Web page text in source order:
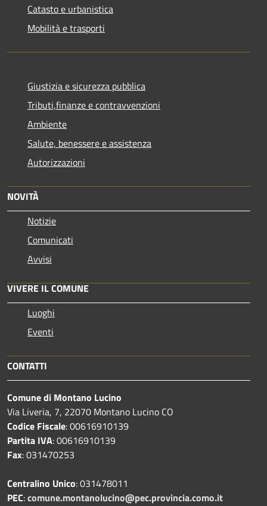
Catasto e urbanistica
Mobilità e trasporti
Giustizia e sicurezza pubblica
Tributi,finanze e contravvenzioni
Ambiente
Salute, benessere e assistenza
Autorizzazioni
NOVITÀ
Notizie
Comunicati
Avvisi
VIVERE IL COMUNE
Luoghi
Eventi
CONTATTI
Comune di Montano Lucino
Via Liveria, 7, 22070 Montano Lucino CO
Codice Fiscale: 00616910139
Partita IVA: 00616910139
Fax: 031470253
Centralino Unico: 031478011
PEC:comune.montanolucino@pec.provincia.como.it